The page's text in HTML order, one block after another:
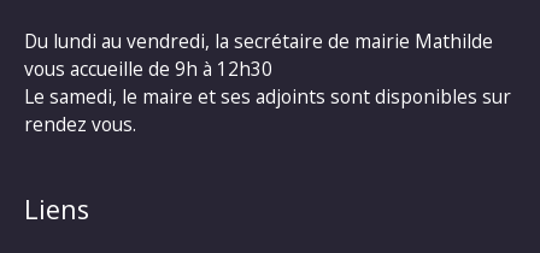
Du lundi au vendredi, la secrétaire de mairie Mathilde
vous accueille de 9h à 12h30
Le samedi, le maire et ses adjoints sont disponibles sur
rendez vous.
Liens